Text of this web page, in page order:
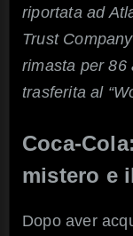
riportata ad
Trust
rimasta per 86
trasferita al
Coca-
mistero e
Dopo aver